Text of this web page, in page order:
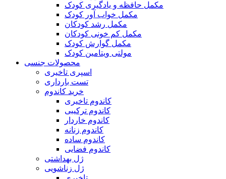
مکمل حافظه و یادگیری کودک
مکمل خواب آور کودک
مکمل رشد کودکان
مکمل کم خونی کودکان
مکمل گوارش کودک
مولتی ویتامین کودک
محصولات جنسی
اسپری تاخیری
تست بارداری
خرید کاندوم
کاندوم تاخیری
کاندوم ترکیبی
کاندوم خاردار
کاندوم زنانه
کاندوم ساده
کاندوم فضایی
ژل بهداشتی
ژل زناشویی